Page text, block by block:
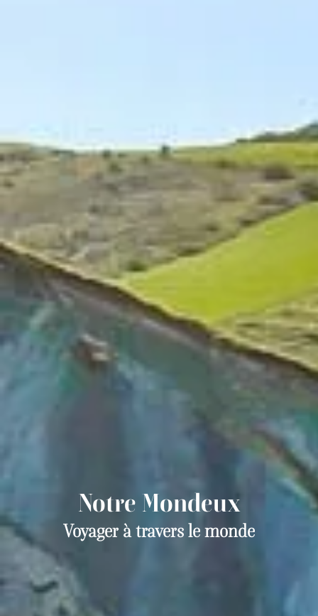
Notre Mondeux
Voyager à travers le monde